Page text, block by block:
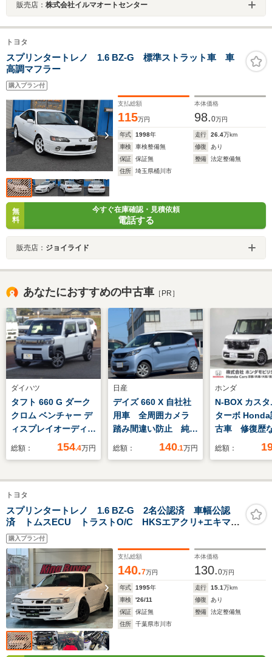
販売店： 株式会社イルマオートセンター
トヨタ
スプリンタートレノ 1.6 BZ-G 標準ストラット車 車
高調マフラー
購入プラン付
支払総額
115万円
本体価格
98.0万円
年式 1998年 走行 26.4万km
車検
車検整備無 修復
あり
保証
保証無 整備
法定整備無
住所
埼玉県桶川市
無
料
今すぐ在庫確認・見積依頼
電話する
販売店： ジョイライド
あなたにおすすめの中古車 ［PR］
ダイハツ
タフト 660 G ダーク
クロム ベンチャー デ
ィスプレイオーディ
オ/バックカメラ/ETC
総額： 154.4万円
日産
デイズ 660 X 自社社
用車 全周囲カメラ
踏み間違い防止 純正
ディスプレイオーディ
ングストップ ハイビ
入力端子 横滑り防
止 ベンチシート
総額： 140.1万円
ホンダ
N-BOX カス
ターボ Honda
古車 修復
Honda販売店
ナビ バック
アダプティブ
コントロール
総額：
トヨタ
スプリンタートレノ 1.6 BZ-G 2名公認済 車幅公認
済 トムスECU トラストO/C HKSエアクリ+エキマ
ニ フジツボマフラー レーシングギア車高調 RSワタ
ナベ15インチアルミ クスコ1WAY LSD 大森追加メー
ター TRDスポーツクラッチ
購入プラン付
支払総額
140.7万円
本体価格
130.0万円
年式 1995年 走行 15.1万km
車検
'26/11 修復
あり
保証
保証無 整備
法定整備無
住所
千葉県市川市